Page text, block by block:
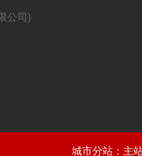
公司)
城市分站： 主